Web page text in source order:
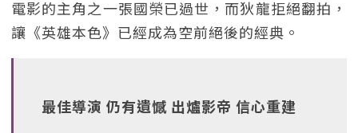
電影的主角之一張國榮已過世，而狄龍拒絕翻拍，
讓《英雄本色》已經成為空前絕後的經典。
最佳導演 仍有遺憾 出爐影帝 信心重建